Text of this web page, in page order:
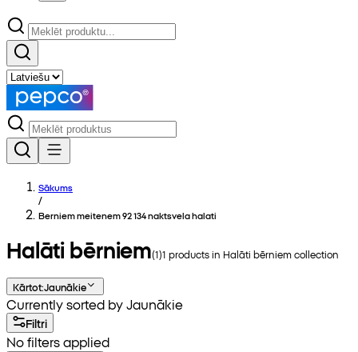
Sākums
/
Berniem meitenem 92 134 naktsvela halati
Halāti bērniem(1)1 products in Halāti bērniemcollection
Kārtot:Jaunākie
Currently sorted by Jaunākie
Filtri
No filters applied